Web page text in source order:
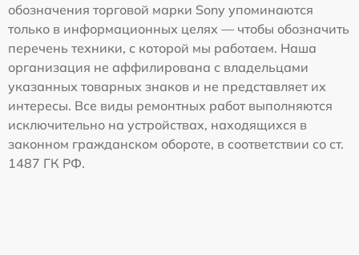
обозначения торговой марки Sony упоминаются
только в информационных целях — чтобы обозначить
перечень техники, с которой мы работаем. Наша
организация не аффилирована с владельцами
указанных товарных знаков и не представляет их
интересы. Все виды ремонтных работ выполняются
исключительно на устройствах, находящихся в
законном гражданском обороте, в соответствии со ст.
1487 ГК РФ.